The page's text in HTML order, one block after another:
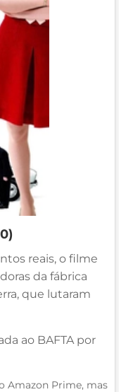
reais, o filme
da fábrica
que lutaram
ao BAFTA por
Amazon Prime, mas